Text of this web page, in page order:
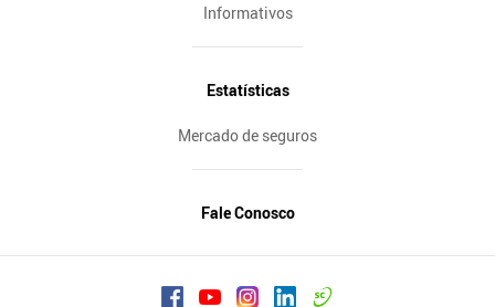
Informativos
Estatísticas
Mercado de seguros
Fale Conosco